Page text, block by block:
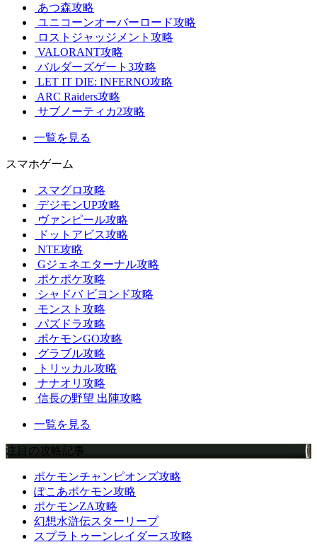
あつ森攻略
ユニコーンオーバーロード攻略
ロストジャッジメント攻略
VALORANT攻略
バルダーズゲート3攻略
LET IT DIE: INFERNO攻略
ARC Raiders攻略
サブノーティカ2攻略
一覧を見る
スマホゲーム
スマグロ攻略
デジモンUP攻略
ヴァンピール攻略
ドットアビス攻略
NTE攻略
Gジェネエターナル攻略
ポケポケ攻略
シャドバ ビヨンド攻略
モンスト攻略
パズドラ攻略
ポケモンGO攻略
グラブル攻略
トリッカル攻略
ナナオリ攻略
信長の野望 出陣攻略
一覧を見る
注目の攻略記事
ポケモンチャンピオンズ攻略
ぽこあポケモン攻略
ポケモンZA攻略
幻想水滸伝スターリープ
スプラトゥーンレイダース攻略